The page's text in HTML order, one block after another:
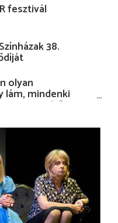
fesztivál
38.
olyan
lám, mindenki